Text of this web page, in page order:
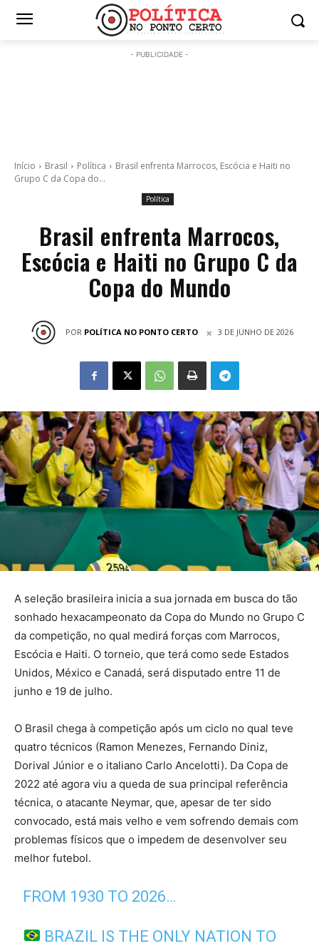
- PUBLICIDADE -
Início Brasil Política
Brasil enfrenta Marrocos, Escócia e Haiti no
Grupo C da Copa do...
Política
Brasil enfrenta Marrocos,
Escócia e Haiti no Grupo C da
Copa do Mundo
POR POLÍTICA NO PONTO CERTO 3 DE JUNHO DE 2026
A seleção brasileira inicia a sua jornada em busca do tão
sonhado hexacampeonato da Copa do Mundo no Grupo C
da competição, no qual medirá forças com Marrocos,
Escócia e Haiti. O torneio, que terá como sede Estados
Unidos, México e Canadá, será disputado entre 11 de
junho e 19 de julho.
O Brasil chega à competição após um ciclo no qual teve
quatro técnicos (Ramon Menezes, Fernando Diniz,
Dorival Júnior e o italiano Carlo Ancelotti). Da Copa de
2022 até agora viu a queda de sua principal referência
técnica, o atacante Neymar, que, apesar de ter sido
convocado, está mais velho e vem sofrendo demais com
problemas físicos que o impedem de desenvolver seu
melhor futebol.
FROM 1930 TO 2026…
BRAZIL IS THE ONLY NATION TO